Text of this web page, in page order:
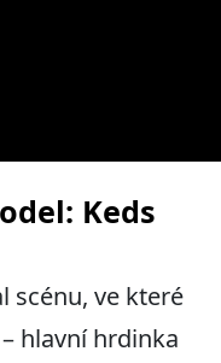
Keds
scénu, ve které
hlavní hrdinka